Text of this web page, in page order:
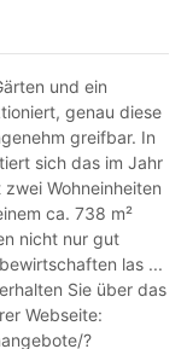
und ein
genau diese
greifbar. In
sich das im Jahr
Wohneinheiten
ca. 738 m²
nicht nur gut
las ...
Sie über das
Webseite:
?